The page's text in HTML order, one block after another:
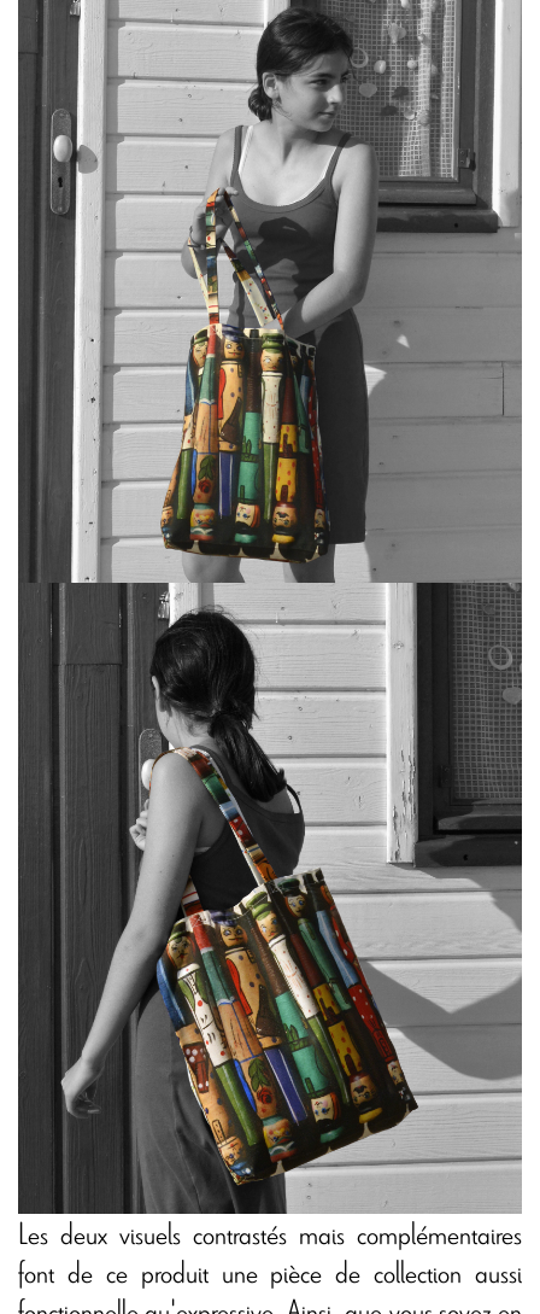
Les deux visuels contrastés mais complémentaires
font de ce produit une pièce de collection aussi